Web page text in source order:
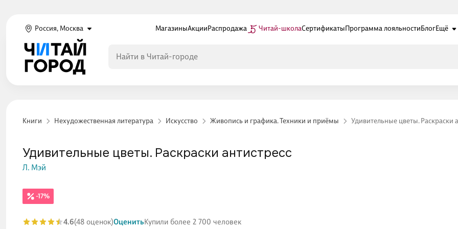
Россия, Москва МагазиныАкцииРаспродажа Читай-школаСертификатыПрограмма лояльностиБлогЕщё
Книги Нехудожественная литература Искусство Живопись и графика. Техники и приёмы Удивительные цветы. Раскраски
-17%
Удивительные цветы. Раскраски антистресс
Л. Мэй
4.6(48 оценок)ОценитьКупили более 2 700 человек